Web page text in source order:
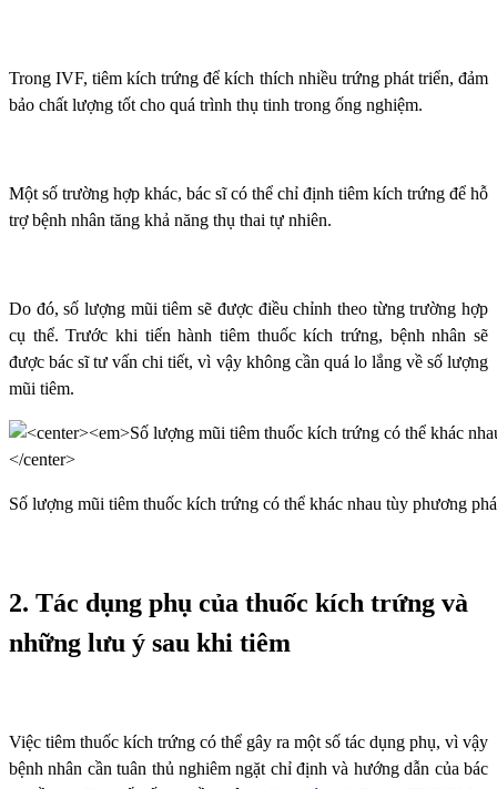
Trong IVF, tiêm kích trứng để kích thích nhiều trứng phát triển, đảm
bảo chất lượng tốt cho quá trình thụ tinh trong ống nghiệm.
Một số trường hợp khác, bác sĩ có thể chỉ định tiêm kích trứng để hỗ
trợ bệnh nhân tăng khả năng thụ thai tự nhiên.
Do đó, số lượng mũi tiêm sẽ được điều chỉnh theo từng trường hợp
cụ thể. Trước khi tiến hành tiêm thuốc kích trứng, bệnh nhân sẽ
được bác sĩ tư vấn chi tiết, vì vậy không cần quá lo lắng về số lượng
mũi tiêm.
Số lượng mũi tiêm thuốc kích trứng có thể khác nhau tùy phương
2. Tác dụng phụ của thuốc kích trứng và
những lưu ý sau khi tiêm
Việc tiêm thuốc kích trứng có thể gây ra một số tác dụng phụ, vì vậy
bệnh nhân cần tuân thủ nghiêm ngặt chỉ định và hướng dẫn của bác